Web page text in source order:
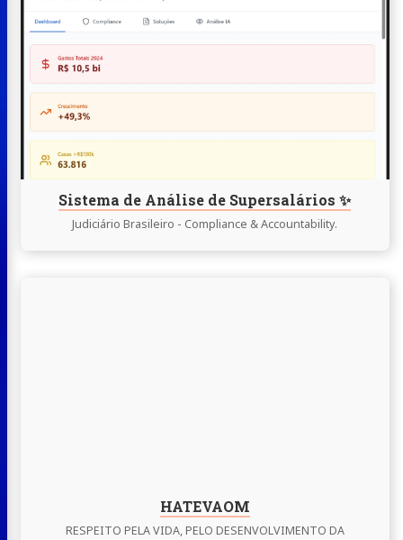
Sistema de Análise de Supersalários ✨
Judiciário Brasileiro - Compliance & Accountability.
lendo
Sistema
Análise
de
Supersalários
✨
HATEVAOM
RESPEITO PELA VIDA, PELO DESENVOLVIMENTO DA